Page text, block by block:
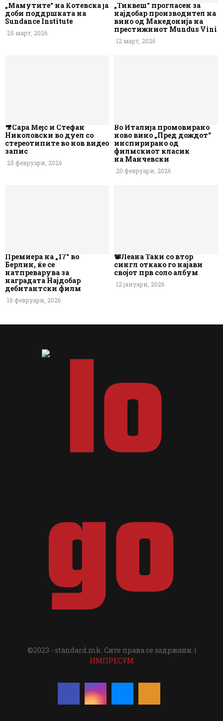
„Мамутите“ на Котевска ја
доби поддршката на
Sundance Institute
25 март, 2026
„Тиквеш“ прогласен за
најдобар производител на
вино од Македонија на
престижниот Mundus Vini
12 март, 2026
🎥Сара Мејс и Стефан
Николовски во дуел со
стереотипите во нов видео
запис
25 февруари, 2026
Во Италија промовирано
ново вино „Пред дождот“
инспирирано од
филмскиот класик
на Манчевски
20 февруари, 2026
Премиера на „17“ во
Берлин, ќе се
натпреварува за
наградата Најдобар
дебитантски филм
18 февруари, 2026
📽️Леана Таќи со втор
сингл откако го најави
својот прв соло албум
12 јануари, 2026
©2023 - standard.mk. Сите права се задржани. |
ИМПРЕСУМ